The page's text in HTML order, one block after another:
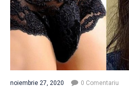
noiembrie 27, 2020 0 Comentariu